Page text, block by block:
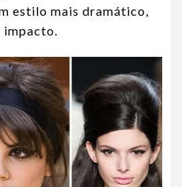
estilo mais dramático,
impacto.